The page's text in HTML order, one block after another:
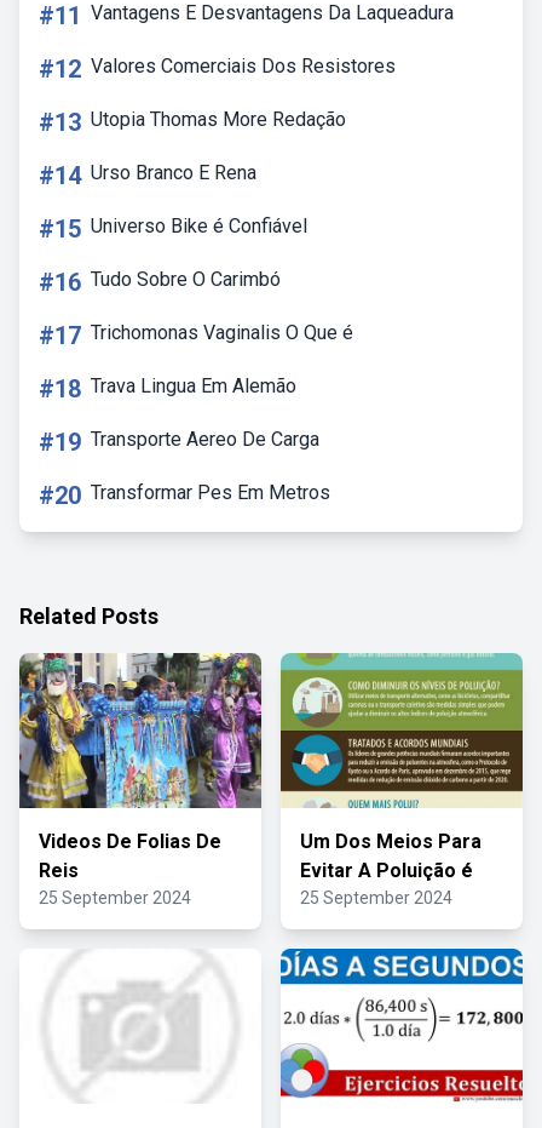
#11 Vantagens E Desvantagens Da Laqueadura
#12 Valores Comerciais Dos Resistores
#13 Utopia Thomas More Redação
#14 Urso Branco E Rena
#15 Universo Bike é Confiável
#16 Tudo Sobre O Carimbó
#17 Trichomonas Vaginalis O Que é
#18 Trava Lingua Em Alemão
#19 Transporte Aereo De Carga
#20 Transformar Pes Em Metros
Related Posts
Videos De Folias De
Reis
25 September 2024
Um Dos Meios Para
Evitar A Poluição é
25 September 2024